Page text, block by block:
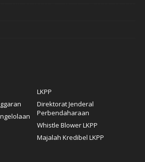
LKPP
Direktorat Jenderal
Perbendaharaan
Whistle Blower LKPP
Majalah Kredibel LKPP